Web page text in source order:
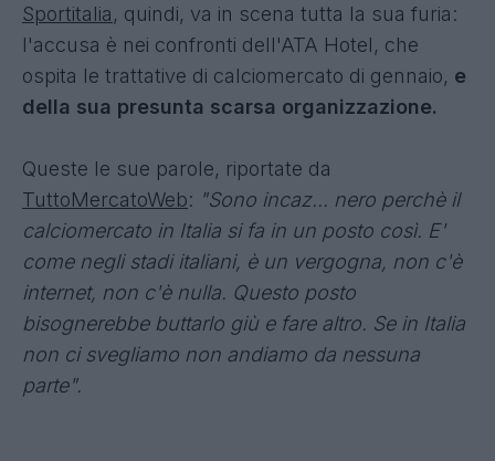
Sportitalia, quindi, va in scena tutta la sua furia:
l'accusa è nei confronti dell'ATA Hotel, che
ospita le trattative di calciomercato di gennaio, e
della sua presunta scarsa organizzazione.
Queste le sue parole, riportate da
TuttoMercatoWeb: "Sono incaz... nero perchè il
calciomercato in Italia si fa in un posto così. E'
come negli stadi italiani, è un vergogna, non c'è
internet, non c'è nulla. Questo posto
bisognerebbe buttarlo giù e fare altro. Se in Italia
non ci svegliamo non andiamo da nessuna
parte".